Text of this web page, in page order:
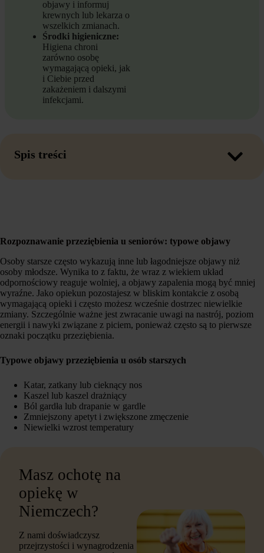
objawy i informuj
krewnych lub lekarza o
wszelkich zmianach.
Środki higieniczne:
Higiena chroni
zarówno osobę
wymagającą opieki, jak
i Ciebie przed
zakażeniem i dalszymi
infekcjami.
Spis treści
Rozpoznawanie przeziębienia u seniorów: typowe objawy
Osoby starsze często wykazują inne lub łagodniejsze objawy niż
osoby młodsze. Wynika to z faktu, że wraz z wiekiem układ
odpornościowy reaguje wolniej, a objawy zapalenia mogą być mniej
wyraźne. Jako opiekun pozostajesz w bliskim kontakcie z osobą
wymagającą opieki i często możesz wcześnie dostrzec niewielkie
zmiany. Szczególnie ważne jest zwracanie uwagi na nastrój, poziom
energii i nawyki związane z piciem, ponieważ często są to pierwsze
oznaki początku przeziębienia.
Typowe objawy przeziębienia u osób starszych
Katar, zatkany lub cieknący nos
Kaszel lub kaszel drażniący
Ból gardła lub drapanie w gardle
Zmniejszony apetyt i zwiększone zmęczenie
Niewielki wzrost temperatury
Masz ochotę na
opiekę w
Niemczech?
Z nami doświadczysz
przejrzystości i wynagrodzenia